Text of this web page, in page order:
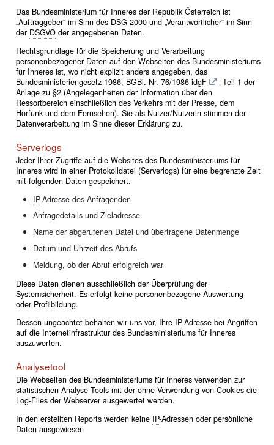
Das Bundesministerium für Inneres der Republik Österreich ist
„Auftraggeber“ im Sinn des DSG 2000 und „Verantwortlicher“ im Sinn
der DSGVOder angegebenen Daten.
Rechtsgrundlage für die Speicherung und Verarbeitung
personenbezogener Daten auf den Webseiten des Bundesministeriums
für Inneres ist, wo nicht explizit anders angegeben, das
Bundesministeriengesetz 1986, BGBl. Nr. 76/1986 idgF
, Teil 1 der
Anlage zu §2 (Angelegenheiten der Information über den
Ressortbereich einschließlich des Verkehrs mit der Presse, dem
Hörfunk und dem Fernsehen). Sie als Nutzer/Nutzerin stimmen der
Datenverarbeitung im Sinne dieser Erklärung zu.
Serverlogs
Jeder Ihrer Zugriffe auf die Websites des Bundesministeriums für
Inneres wird in einer Protokolldatei (Serverlogs) für eine begrenzte Zeit
mit folgenden Daten gespeichert.
IP-Adresse des Anfragenden
Anfragedetails und Zieladresse
Name der abgerufenen Datei und übertragene Datenmenge
Datum und Uhrzeit des Abrufs
Meldung, ob der Abruf erfolgreich war
Diese Daten dienen ausschließlich der Überprüfung der
Systemsicherheit. Es erfolgt keine personenbezogene Auswertung
oder Profilbildung.
Dessen ungeachtet behalten wir uns vor, Ihre IP-Adresse bei Angriffen
auf die Internetinfrastruktur des Bundesministeriums für Inneres
auszuwerten.
Analysetool
Die Webseiten des Bundesministeriums für Inneres verwenden zur
statistischen Analyse Tools mit der ohne Verwendung von Cookies die
Log-Files der Webserver ausgewertet werden.
In den erstellten Reports werden keine IP-Adressen oder persönliche
Daten ausgewiesen